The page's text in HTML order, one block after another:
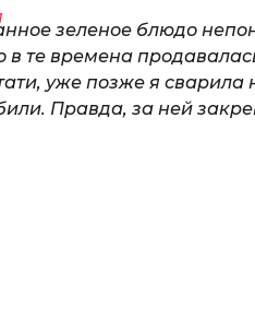
зеленое блюдо
в те времена
уже позже я сварила
Правда, за ней